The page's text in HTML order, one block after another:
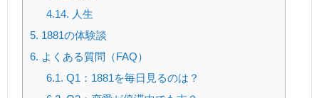
4.14. 人生
5. 1881の体験談
6. よくある質問（FAQ）
6.1. Q1：1881を毎日見るのは？